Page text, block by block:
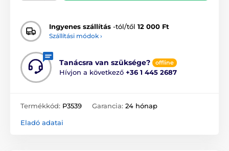
Ingyenes szállítás -tól/től 12 000 Ft
Szállítási módok ›
Tanácsra van szüksége? offline
Hívjon a következő +36 1 445 2687
Termékkód: P3539 Garancia: 24 hónap
Eladó adatai